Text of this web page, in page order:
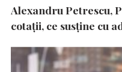
Alexandru Petrescu,
cotații, ce susține cu